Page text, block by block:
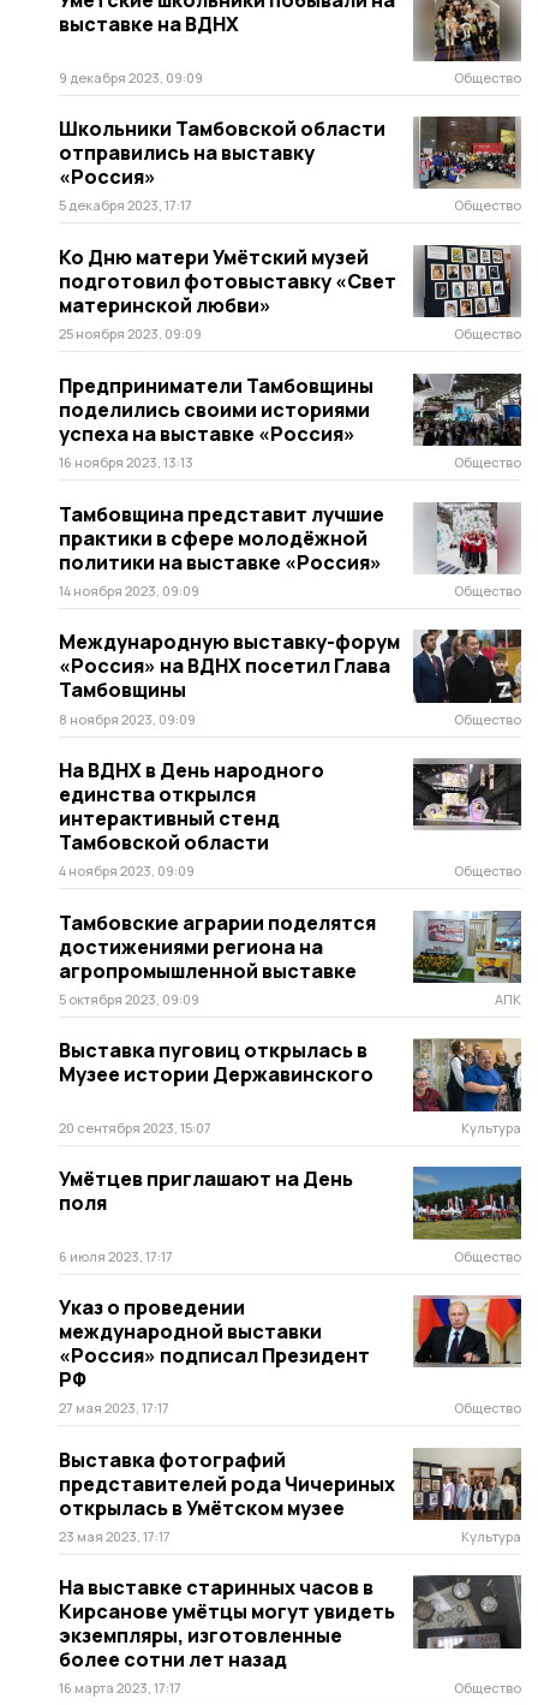
выставке на ВДНХ
9 декабря 2023, 09:09 Общество
Школьники Тамбовской области
отправились на выставку
«Россия»
5 декабря 2023, 17:17 Общество
Ко Дню матери Умётский музей
подготовил фотовыставку «Свет
материнской любви»
25 ноября 2023, 09:09 Общество
Предприниматели Тамбовщины
поделились своими историями
успеха на выставке «Россия»
16 ноября 2023, 13:13 Общество
Тамбовщина представит лучшие
практики в сфере молодёжной
политики на выставке «Россия»
14 ноября 2023, 09:09 Общество
Международную выставку-форум
«Россия» на ВДНХ посетил Глава
Тамбовщины
8 ноября 2023, 09:09 Общество
На ВДНХ в День народного
единства открылся
интерактивный стенд
Тамбовской области
4 ноября 2023, 09:09 Общество
Тамбовские аграрии поделятся
достижениями региона на
агропромышленной выставке
5 октября 2023, 09:09 АПК
Выставка пуговиц открылась в
Музее истории Державинского
20 сентября 2023, 15:07 Культура
Умётцев приглашают на День
поля
6 июля 2023, 17:17 Общество
Указ о проведении
международной выставки
«Россия» подписал Президент
РФ
27 мая 2023, 17:17 Общество
Выставка фотографий
представителей рода Чичериных
открылась в Умётском музее
23 мая 2023, 17:17 Культура
На выставке старинных часов в
Кирсанове умётцы могут увидеть
экземпляры, изготовленные
более сотни лет назад
16 марта 2023, 17:17 Общество